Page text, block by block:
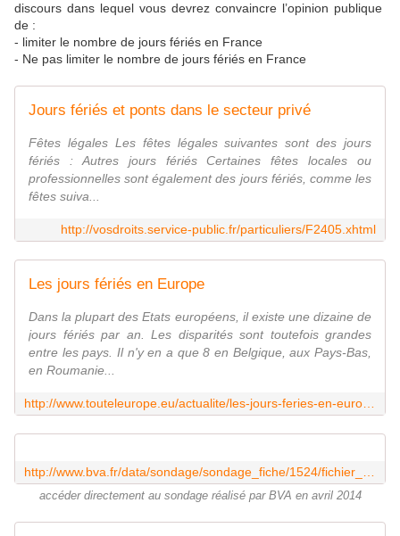
discours dans lequel vous devrez convaincre l’opinion publique
de :
- limiter le nombre de jours fériés en France
- Ne pas limiter le nombre de jours fériés en France
Jours fériés et ponts dans le secteur privé
Fêtes légales Les fêtes légales suivantes sont des jours
fériés : Autres jours fériés Certaines fêtes locales ou
professionnelles sont également des jours fériés, comme les
fêtes suiva...
http://vosdroits.service-public.fr/particuliers/F2405.xhtml
Les jours fériés en Europe
Dans la plupart des Etats européens, il existe une dizaine de
jours fériés par an. Les disparités sont toutefois grandes
entre les pays. Il n'y en a que 8 en Belgique, aux Pays-Bas,
en Roumanie...
accéder directement au sondage réalisé par BVA en avril 2014